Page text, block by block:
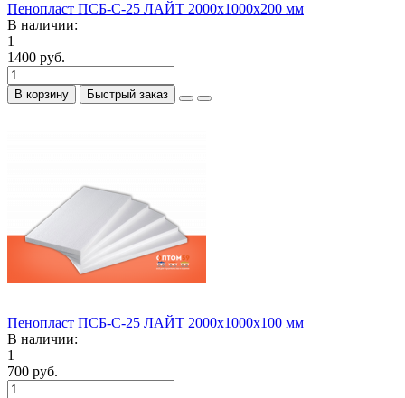
Пенопласт ПСБ-С-25 ЛАЙТ 2000х1000х200 мм
В наличии:
1
1400 руб.
В корзину Быстрый заказ
Пенопласт ПСБ-С-25 ЛАЙТ 2000х1000х100 мм
В наличии:
1
700 руб.